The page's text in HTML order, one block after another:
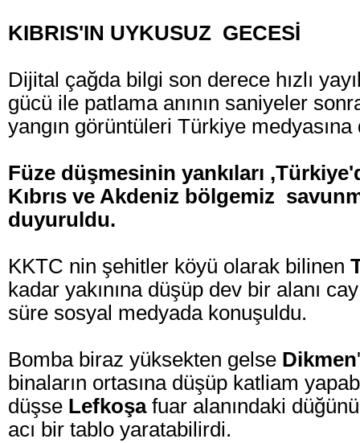
KIBRIS'IN UYKUSUZ GECESİ
Dijital çağda bilgi son derece hızlı
gücü ile patlama anının saniyeler
yangın görüntüleri Türkiye medyasına
Füze düşmesinin yankıları
Kıbrıs ve Akdeniz bölgemiz
duyuruldu.
KKTC nin şehitler köyü olarak bilinen
kadar yakınına düşüp dev bir alanı
süre sosyal medyada konuşuldu.
Bomba biraz yüksekten gelse Dikmen
binaların ortasına düşüp katliam
düşse Lefkoşafuar alanındaki
acı bir tablo yaratabilirdi.